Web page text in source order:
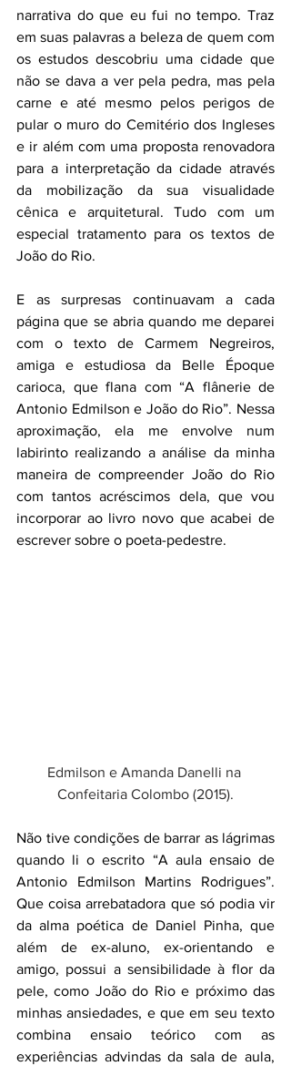
narrativa do que eu fui no tempo. Traz
em suas palavras a beleza de quem com
os estudos descobriu uma cidade que
não se dava a ver pela pedra, mas pela
carne e até mesmo pelos perigos de
pular o muro do Cemitério dos Ingleses
e ir além com uma proposta renovadora
para a interpretação da cidade através
da mobilização da sua visualidade
cênica e arquitetural. Tudo com um
especial tratamento para os textos de
João do Rio.
E as surpresas continuavam a cada
página que se abria quando me deparei
com o texto de Carmem Negreiros,
amiga e estudiosa da Belle Époque
carioca, que flana com “A flânerie de
Antonio Edmilson e João do Rio”. Nessa
aproximação, ela me envolve num
labirinto realizando a análise da minha
maneira de compreender João do Rio
com tantos acréscimos dela, que vou
incorporar ao livro novo que acabei de
escrever sobre o poeta-pedestre.
Edmilson e Amanda Danelli na
Confeitaria Colombo (2015).
Não tive condições de barrar as lágrimas
quando li o escrito “A aula ensaio de
Antonio Edmilson Martins Rodrigues”.
Que coisa arrebatadora que só podia vir
da alma poética de Daniel Pinha, que
além de ex-aluno, ex-orientando e
amigo, possui a sensibilidade à flor da
pele, como João do Rio e próximo das
minhas ansiedades, e que em seu texto
combina ensaio teórico com as
experiências advindas da sala de aula,